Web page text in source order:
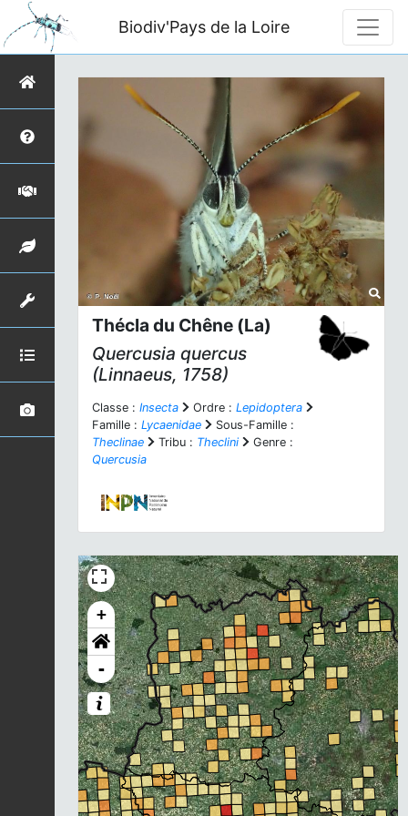
Biodiv'Pays de la Loire
Thécla du Chêne (La)
Quercusia quercus
(Linnaeus, 1758)
Classe : Insecta Ordre : Lepidoptera
Famille : Lycaenidae
Sous-Famille :
Theclinae
Tribu : Theclini
Genre :
Quercusia
+
-